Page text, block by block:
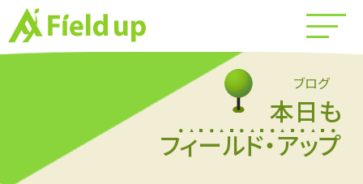
ブログ
本日も
フィールド・アップ